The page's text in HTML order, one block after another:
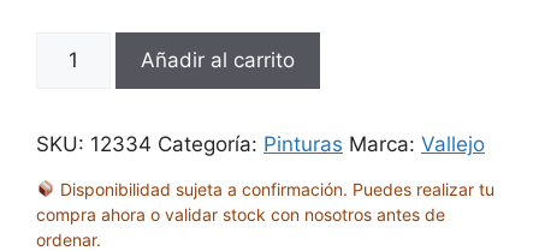
MARRON
17ML
cantidad
Añadir al carrito
SKU: 12334 Categoría: Pinturas Marca: Vallejo
Disponibilidad sujeta a confirmación. Puedes realizar tu
compra ahora o validar stock con nosotros antes de
ordenar.